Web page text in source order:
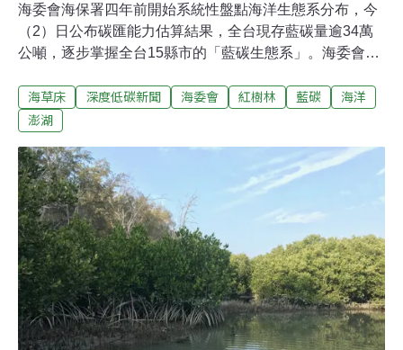
海委會海保署四年前開始系統性盤點海洋生態系分布，今
（2）日公布碳匯能力估算結果，全台現存藍碳量逾34萬
公噸，逐步掌握全台15縣市的「藍碳生態系」。海委會主
家發現，紅樹林、海草這類海洋生態系的碳會能力更勝森
林。海委會與各部會及地方政府建立合作網絡，藍碳復甦
時，將海委會納入自然碳匯的協辦機關。海保署去年陸續
與國家公園署、林業及自然保育署、漁業署、水試所以及
地方政府，討論復育紅樹林與海草床等海洋生態系的想
法，今年度開始與水試所澎湖中心合作，在重光海草示範
區試驗栽植，追蹤其生長情況。海保署也和中興大學合作
尋找紅樹林復育潛力點，結果發現新竹市、嘉義縣、澎湖
縣、屏東縣大鵬灣、小琉球、台中市等都有可嘗試復育的
區域。欲復育藍碳，必須先知道哪裡有藍碳。海保署透過
新聞稿說明，海保署2019年開始委託中興大學，逐步
海草床 深度低碳新聞 海委會 紅樹林 藍碳
海洋
澎湖